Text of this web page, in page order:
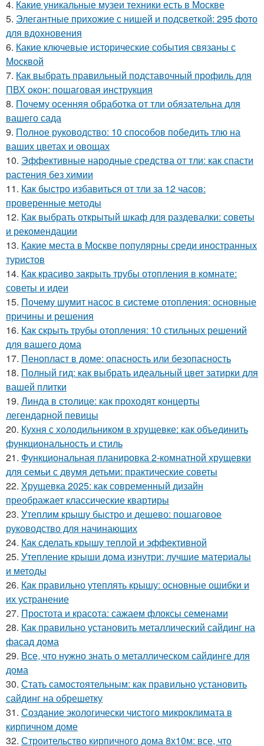
4. Какие уникальные музеи техники есть в Москве
5. Элегантные прихожие с нишей и подсветкой: 295 фото
для вдохновения
6. Какие ключевые исторические события связаны с
Москвой
7. Как выбрать правильный подставочный профиль для
ПВХ окон: пошаговая инструкция
8. Почему осенняя обработка от тли обязательна для
вашего сада
9. Полное руководство: 10 способов победить тлю на
ваших цветах и овощах
10. Эффективные народные средства от тли: как спасти
растения без химии
11. Как быстро избавиться от тли за 12 часов:
проверенные методы
12. Как выбрать открытый шкаф для раздевалки: советы
и рекомендации
13. Какие места в Москве популярны среди иностранных
туристов
14. Как красиво закрыть трубы отопления в комнате:
советы и идеи
15. Почему шумит насос в системе отопления: основные
причины и решения
16. Как скрыть трубы отопления: 10 стильных решений
для вашего дома
17. Пенопласт в доме: опасность или безопасность
18. Полный гид: как выбрать идеальный цвет затирки для
вашей плитки
19. Линда в столице: как проходят концерты
легендарной певицы
20. Кухня с холодильником в хрущевке: как объединить
функциональность и стиль
21. Функциональная планировка 2-комнатной хрущевки
для семьи с двумя детьми: практические советы
22. Хрущевка 2025: как современный дизайн
преображает классические квартиры
23. Утеплим крышу быстро и дешево: пошаговое
руководство для начинающих
24. Как сделать крышу теплой и эффективной
25. Утепление крыши дома изнутри: лучшие материалы
и методы
26. Как правильно утеплять крышу: основные ошибки и
их устранение
27. Простота и красота: сажаем флоксы семенами
28. Как правильно установить металлический сайдинг на
фасад дома
29. Все, что нужно знать о металлическом сайдинге для
дома
30. Стать самостоятельным: как правильно установить
сайдинг на обрешетку
31. Создание экологически чистого микроклимата в
кирпичном доме
32. Строительство кирпичного дома 8х10м: все, что